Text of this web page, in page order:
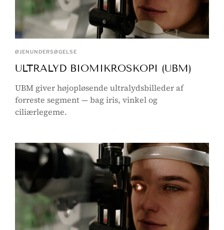
ØJENUNDERSØGELSE
ULTRALYD BIOMIKROSKOPI (UBM)
UBM giver højopløsende ultralydsbilleder af
forreste segment — bag iris, vinkel og
ciliærlegeme.